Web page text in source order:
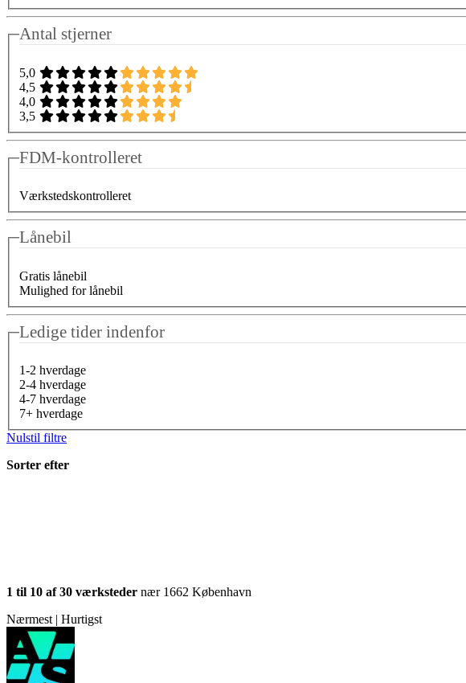
Antal stjerner
5,0
4,5
4,0
3,5
FDM-kontrolleret
Værkstedskontrolleret
Lånebil
Gratis lånebil
Mulighed for lånebil
Ledige tider indenfor
1-2 hverdage
2-4 hverdage
4-7 hverdage
7+ hverdage
Nulstil filtre
Sorter efter
1 til 10 af 30 værksteder nær 1662 København
Nærmest | Hurtigst